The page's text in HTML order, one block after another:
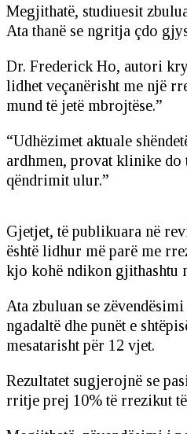
Megjithatë, studiuesit
Ata thanë se ngritja çdo
Dr. Frederick Ho, autori
lidhet veçanërisht me një
mund të jetë mbrojtëse.”
“Udhëzimet aktuale
ardhmen, provat klinike do
qëndrimit ulur.”
Gjetjet, të publikuara në
është lidhur më parë me
kjo kohë ndikon gjithashtu
Ata zbuluan se
ngadaltë dhe punët e
mesatarisht për 12 vjet.
Rezultatet sugjerojnë se
rritje prej 10% të rrezikut